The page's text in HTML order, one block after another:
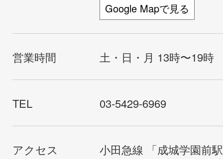
Google Mapで見る
営業時間 土・日・月 13時〜19時
TEL 03-5429-6969
アクセス
小田急線 「成城学園前